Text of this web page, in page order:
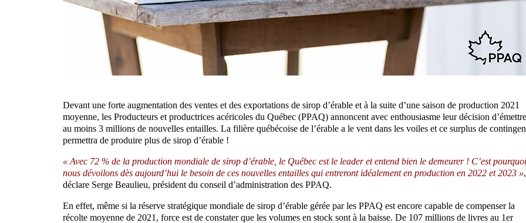
Devant une forte augmentation des ventes et des exportations de sirop d’érable et à la suite d’une saison de production 2021
moyenne, les Producteurs et productrices acéricoles du Québec (PPAQ) annoncent avec enthousiasme leur décision d’émettre
au moins 3 millions de nouvelles entailles. La filière québécoise de l’érable a le vent dans les voiles et ce surplus de
permettra de produire plus de sirop d’érable !
« Avec 72 % de la production mondiale de sirop d’érable, le Québec est le leader et entend bien le demeurer ! C’est pourquoi
nous dévoilons dès aujourd’hui le besoin de ces nouvelles entailles qui entreront idéalement en production en 2022 et 2023 »,
déclare Serge Beaulieu, président du conseil d’administration des PPAQ.
En effet, même si la réserve stratégique mondiale de sirop d’érable gérée par les PPAQ est encore capable de compenser la
récolte moyenne de 2021, force est de constater que les volumes en stock sont à la baisse. De 107 millions de livres au 1er